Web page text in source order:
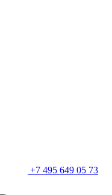
+7 495 649 05 73